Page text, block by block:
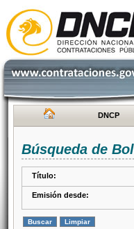
DNCP
Búsqueda de
Título:
Emisión desde: